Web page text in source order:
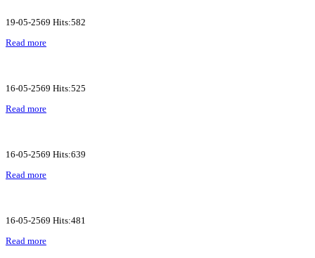
19-05-2569 Hits:582
Read more
16-05-2569 Hits:525
Read more
16-05-2569 Hits:639
Read more
16-05-2569 Hits:481
Read more